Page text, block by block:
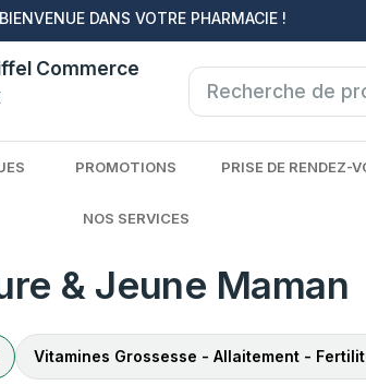
BIENVENUE DANS VOTRE PHARMACIE !
Commerce
PROMOTIONS PRISE DE RENDEZ-
NOS SERVICES
& Jeune Maman
Vitamines Grossesse - Allaitement -